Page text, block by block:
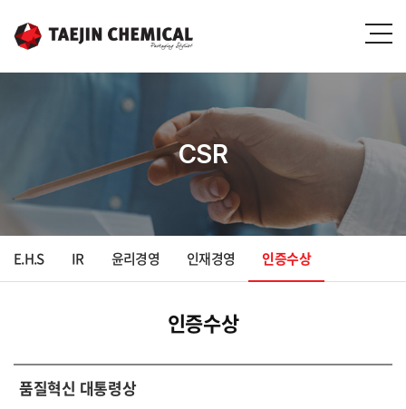
CSR
E.H.S IR 윤리경영 인재경영 인증수상
인증수상
품질혁신 대통령상